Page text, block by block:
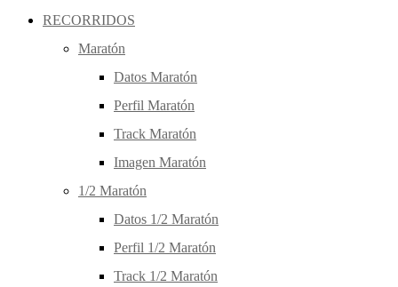
RECORRIDOS
Maratón
Datos Maratón
Perfil Maratón
Track Maratón
Imagen Maratón
1/2 Maratón
Datos 1/2 Maratón
Perfil 1/2 Maratón
Track 1/2 Maratón